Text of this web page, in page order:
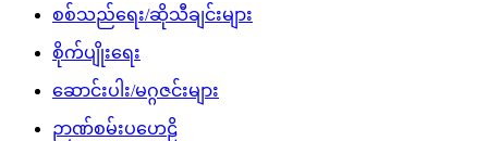
စစ်သည်ရေး/ဆိုသီချင်းများ
စိုက်ပျိုးရေး
ဆောင်းပါး/မဂ္ဂဇင်းများ
ဉာဏ်စမ်းပဟေဠိ